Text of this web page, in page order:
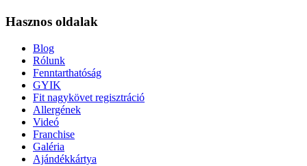
Hasznos oldalak
Blog
Rólunk
Fenntarthatóság
GYIK
Fit nagykövet regisztráció
Allergének
Videó
Franchise
Galéria
Ajándékkártya